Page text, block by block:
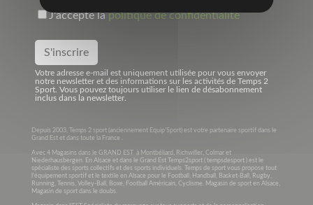
J'accepte lapolitique de confidentialité
Votre adresse e-mail est uniquement utilisée pour vous envoyer
notre newsletter et des informations sur les activités de Temps 2
Sport. Vous pouvez toujours utiliser le lien de désabonnement
inclus dans la newsletter.
Depuis 2003, Temps 2 sport (anciennement Equip’Sport) est votre partenaire sportif dans le
Grand Est et dans toute la France .
Avec 4 Magasins dans le GRAND EST à Montbéliard, Richwiller, Colmar et
Niederhausbergen. En Alsace et dans le Grand Est Temps2sport ( tempsdesport ) est le
spécialiste des sports collectifs et des sports individuels. Temps de sport vous propose tout
l’équipement sportif et le textile en Alsace pour le Football, Handball, Basket-Ball, Rugby,
Running, Tennis, Volley-Ball, Boxe, Football Américain, Cyclisme. Magasin de sport en Alsace,
Magasin de sport dans le doubs.